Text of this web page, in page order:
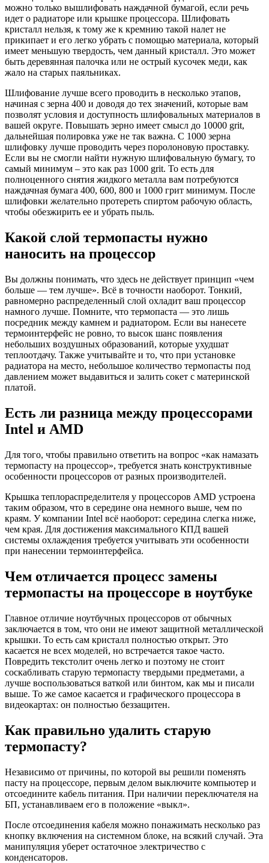
можно только вышлифовать наждачной бумагой, если речь
идет о радиаторе или крышке процессора. Шлифовать
кристалл нельзя, к тому же к кремнию такой налет не
прикипает и его легко убрать с помощью материала, который
имеет меньшую твердость, чем данный кристалл. Это может
быть деревянная палочка или не острый кусочек меди, как
жало на старых паяльниках.
Шлифование лучше всего проводить в несколько этапов,
начиная с зерна 400 и доводя до тех значений, которые вам
позволят условия и доступность шлифовальных материалов в
вашей округе. Повышать зерно имеет смысл до 10000 grit,
дальнейшая полировка уже не так важна. С 1000 зерна
шлифовку лучше проводить через поролоновую проставку.
Если вы не смогли найти нужную шлифовальную бумагу, то
самый минимум – это как раз 1000 grit. То есть для
полноценного снятия жидкого металла вам потребуются
наждачная бумага 400, 600, 800 и 1000 грит минимум. После
шлифовки желательно протереть спиртом рабочую область,
чтобы обезжирить ее и убрать пыль.
Какой слой термопасты нужно
наносить на процессор
Вы должны понимать, что здесь не действует принцип «чем
больше — тем лучше». Всё в точности наоборот. Тонкий,
равномерно распределенный слой охладит ваш процессор
намного лучше. Помните, что термопаста — это лишь
посредник между камнем и радиатором. Если вы нанесете
термоинтерфейс не ровно, то высок шанс появления
небольших воздушных образований, которые ухудшат
теплоотдачу. Также учитывайте и то, что при установке
радиатора на место, небольшое количество термопасты под
давлением может выдавиться и залить сокет с материнской
платой.
Есть ли разница между процессорами
Intel и AMD
Для того, чтобы правильно ответить на вопрос «как намазать
термопасту на процессор», требуется знать конструктивные
особенности процессоров от разных производителей.
Крышка теплораспределителя у процессоров AMD устроена
таким образом, что в середине она немного выше, чем по
краям. У компании Intel всё наоборот: середина слегка ниже,
чем края. Для достижения максимального КПД вашей
системы охлаждения требуется учитывать эти особенности
при нанесении термоинтерфейса.
Чем отличается процесс замены
термопасты на процессоре в ноутбуке
Главное отличие ноутбучных процессоров от обычных
заключается в том, что они не имеют защитной металлической
крышки. То есть сам кристалл полностью открыт. Это
касается не всех моделей, но встречается такое часто.
Повредить текстолит очень легко и поэтому не стоит
соскабливать старую термопасту твердыми предметами, а
лучше воспользоваться ваткой или бинтом, как мы и писали
выше. То же самое касается и графического процессора в
видеокартах: он полностью беззащитен.
Как правильно удалить старую
термопасту?
Независимо от причины, по которой вы решили поменять
пасту на процессоре, первым делом выключите компьютер и
отсоедините кабель питания. При наличии переключателя на
БП, устанавливаем его в положение «выкл».
После отсоединения кабеля можно понажимать несколько раз
кнопку включения на системном блоке, на всякий случай. Эта
манипуляция уберет остаточное электричество с
конденсаторов.